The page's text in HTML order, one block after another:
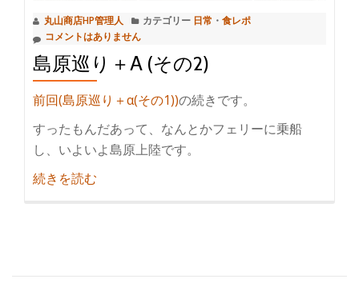
丸山商店HP管理人 カテゴリー 日常 ・ 食レポ
コメントはありません
島原巡り＋Α (その2)
前回(島原巡り＋α(その1))の続きです。
すったもんだあって、なんとかフェリーに乗船
し、いよいよ島原上陸です。
続きを読む
り